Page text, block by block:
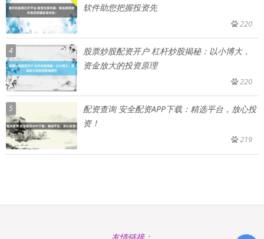
软件助您把握投资先
220
4
股票炒股配资开户 杠杆炒股揭秘：以小博大，
资金放大的投资原理
220
5
配资查询 安全配资APP下载：精选平台，放心投
资！
219